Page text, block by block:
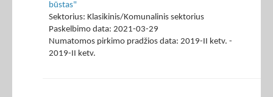
būstas"
Sektorius: Klasikinis/Komunalinis sektorius
Paskelbimo data: 2021-03-29
Numatomos pirkimo pradžios data: 2019-II ketv. -
2019-II ketv.